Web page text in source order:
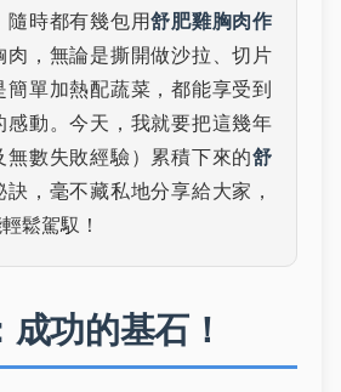
隨時都有幾包用舒肥雞胸肉作
肉，無論是撕開做沙拉、切片
簡單加熱配蔬菜，都能享受到
感動。今天，我就要把這幾年
無數失敗經驗）累積下來的舒
訣，毫不藏私地分享給大家，
鬆駕馭！
功的基石！